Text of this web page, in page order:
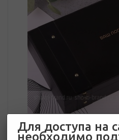
Для доступа на
необходимо